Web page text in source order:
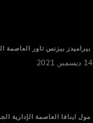
بيراميدز بيزنس تاور العاصمة
14 ديسمبر, 2021
مول اينافا العاصمة الإدارية